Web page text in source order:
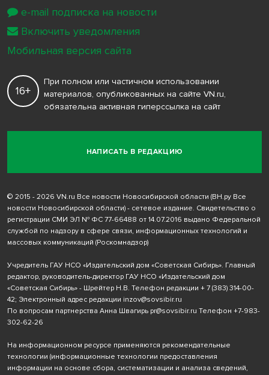
НАПИСАТЬ В РЕДАКЦИЮ
16+
При полном или частичном использовании
материалов, опубликованных на сайте VN.ru,
обязательна активная гиперссылка на сайт
© 2015 - 2026 VN.ru Все новости Новосибирской области (ВН.ру Все
новости Новосибирской области) - сетевое издание. Свидетельство о
регистрации СМИ ЭЛ № ФС 77-66488 от 14.07.2016 выдано Федеральной
службой по надзору в сфере связи, информационных технологий и
массовых коммуникаций (Роскомнадзор)
Учредитель ГАУ НСО «Издательский дом «Советская Сибирь». Главный
редактор, руководитель-директор ГАУ НСО «Издательский дом
«Советская Сибирь» - Шрейтер Н.В. Телефон редакции + 7 (383) 314-00-
42; Электронный адрес редакции inzov@sovsibir.ru
По вопросам партнерства Анна Швагирь pr@sovsibir.ru Телефон +7-983-
302-62-26
На информационном ресурсе применяются рекомендательные
технологии (информационные технологии предоставления
информации на основе сбора, систематизации и анализа сведений,
e-mail подписка на новости
Включить уведомления
Мобильная версия сайта